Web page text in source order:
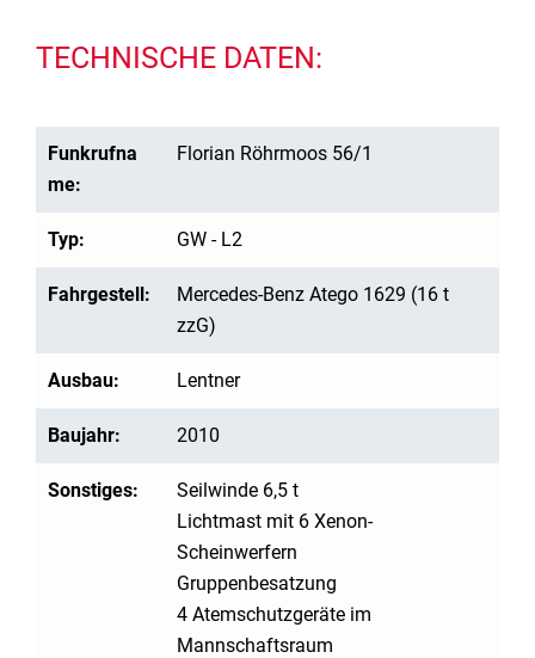
TECHNISCHE DATEN:
Funkrufna
me:
Florian Röhrmoos 56/1
Typ: GW - L2
Fahrgestell:
Mercedes-Benz Atego 1629 (16 t
zzG)
Ausbau: Lentner
Baujahr: 2010
Sonstiges:
Seilwinde 6,5 t
Lichtmast mit 6 Xenon-
Scheinwerfern
Gruppenbesatzung
4 Atemschutzgeräte im
Mannschaftsraum